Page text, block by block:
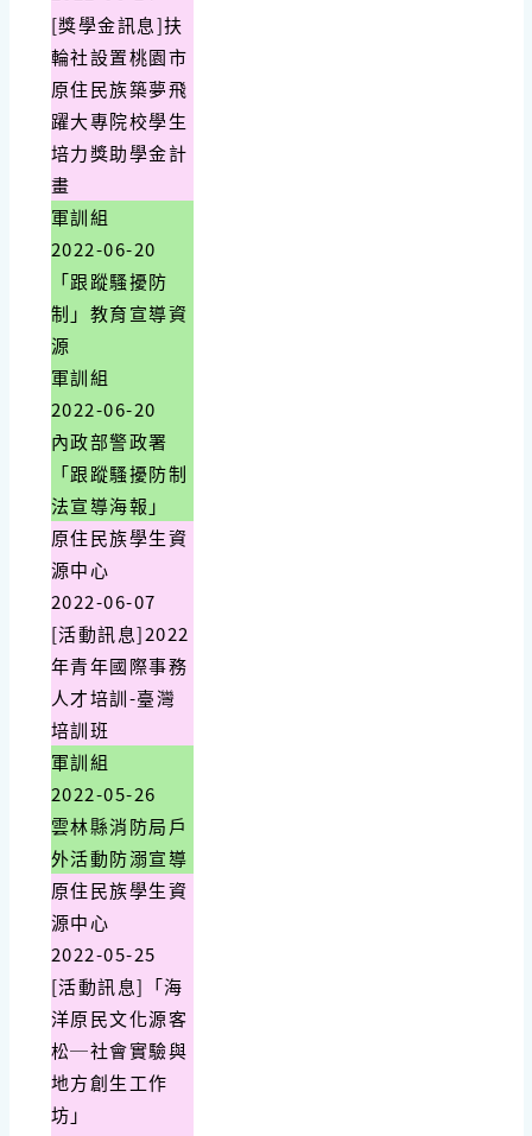
[獎學金訊息]扶
輪社設置桃園市
原住民族築夢飛
躍大專院校學生
培力獎助學金計
畫
軍訓組
2022-06-20
「跟蹤騷擾防
制」教育宣導資
源
軍訓組
2022-06-20
內政部警政署
「跟蹤騷擾防制
法宣導海報」
原住民族學生資
源中心
2022-06-07
[活動訊息]2022
年青年國際事務
人才培訓-臺灣
培訓班
軍訓組
2022-05-26
雲林縣消防局戶
外活動防溺宣導
原住民族學生資
源中心
2022-05-25
[活動訊息]「海
洋原民文化源客
松─社會實驗與
地方創生工作
坊」